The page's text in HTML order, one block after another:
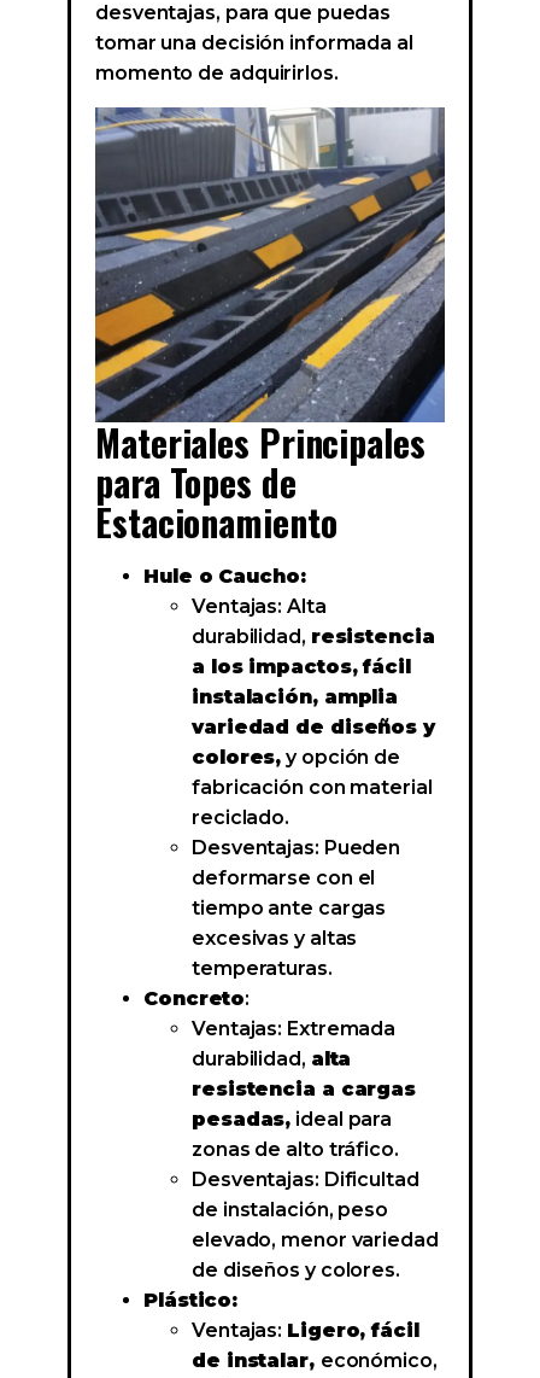
desventajas, para que puedas
tomar una decisión informada al
momento de adquirirlos.
Materiales Principales
para Topes de
Estacionamiento
Hule o Caucho:
Ventajas: Alta
durabilidad, resistencia
a los impactos, fácil
instalación, amplia
variedad de diseños y
colores, y opción de
fabricación con material
reciclado.
Desventajas: Pueden
deformarse con el
tiempo ante cargas
excesivas y altas
temperaturas.
Concreto:
Ventajas: Extremada
durabilidad, alta
resistencia a cargas
pesadas, ideal para
zonas de alto tráfico.
Desventajas: Dificultad
de instalación, peso
elevado, menor variedad
de diseños y colores.
Plástico:
Ventajas: Ligero, fácil
de instalar, económico,